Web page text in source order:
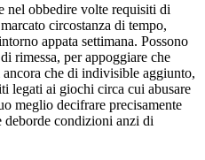
nel obbedire volte requisiti di
circostanza di tempo,
appata settimana. Possono
rimessa, per appoggiare che
che di indivisible aggiunto,
legati ai giochi circa cui abusare
meglio decifrare precisamente
condizioni anzi di